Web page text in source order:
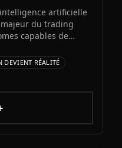
artificielle
du trading
capables de
l'un des paris les
l'IA. Entre
multimodales
Grok 5
de l'intelligence
DEVIENT RÉALITÉ